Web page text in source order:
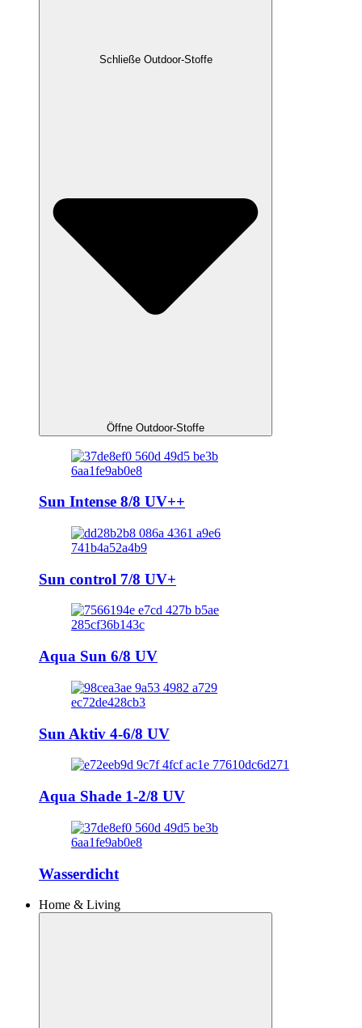
Schließe Outdoor-Stoffe
Öffne Outdoor-Stoffe
Sun Intense 8/8 UV++
Sun control 7/8 UV+
Aqua Sun 6/8 UV
Sun Aktiv 4-6/8 UV
Aqua Shade 1-2/8 UV
Wasserdicht
Home & Living